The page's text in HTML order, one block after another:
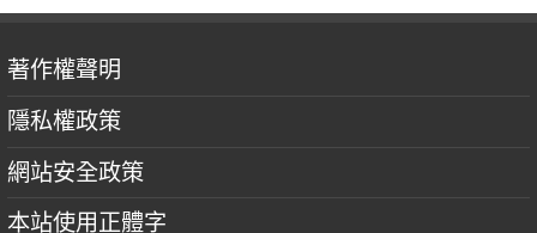
著作權聲明
隱私權政策
網站安全政策
本站使用正體字